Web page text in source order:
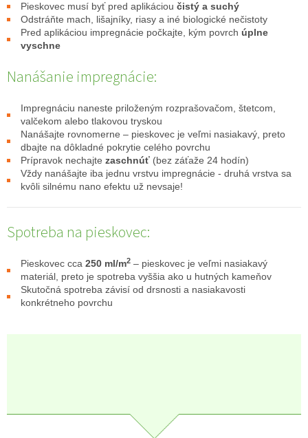
Pieskovec musí byť pred aplikáciou čistý a suchý
Odstráňte mach, lišajníky, riasy a iné biologické nečistoty
Pred aplikáciou impregnácie počkajte, kým povrch úplne
vyschne
Nanášanie impregnácie:
Impregnáciu naneste priloženým rozprašovačom, štetcom,
valčekom alebo tlakovou tryskou
Nanášajte rovnomerne – pieskovec je veľmi nasiakavý, preto
dbajte na dôkladné pokrytie celého povrchu
Prípravok nechajte zaschnúť (bez záťaže 24 hodín)
Vždy nanášajte iba jednu vrstvu impregnácie - druhá vrstva sa
kvôli silnému nano efektu už nevsaje!
Spotreba na pieskovec:
Pieskovec cca 250 ml/m2 – pieskovec je veľmi nasiakavý
materiál, preto je spotreba vyššia ako u hutných kameňov
Skutočná spotreba závisí od drsnosti a nasiakavosti
konkrétneho povrchu